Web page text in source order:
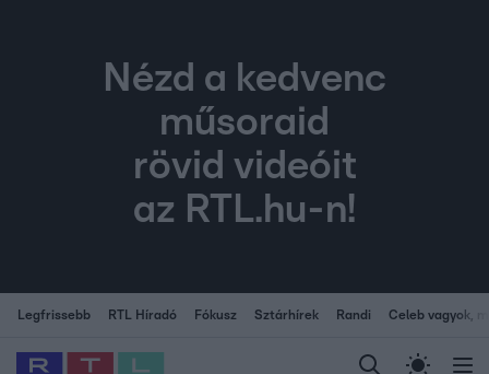
Nézd a kedvenc
műsoraid
rövid videóit
az RTL.hu-n!
Legfrissebb RTL Híradó Fókusz Sztárhírek Randi Celeb vagyok,